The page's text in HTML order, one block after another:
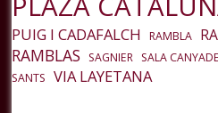
PUIG I CADAFALCH RAMBLA
RAMBLAS SAGNIER SALA
SANTS VIA LAYETANA